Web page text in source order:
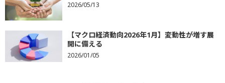
2026/05/13
【マクロ経済動向2026年1月】変動性が増す展
開に備える
2026/01/05